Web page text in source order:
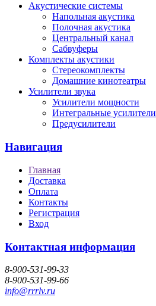
Акустические системы
Напольная акустика
Полочная акустика
Центральный канал
Сабвуферы
Комплекты акустики
Стереокомплекты
Домашние кинотеатры
Усилители звука
Усилители мощности
Интегральные усилители
Предусилители
Навигация
Главная
Доставка
Оплата
Контакты
Регистрация
Вход
Контактная информация
8-900-531-99-33
8-900-531-99-66
info@rrrlv.ru